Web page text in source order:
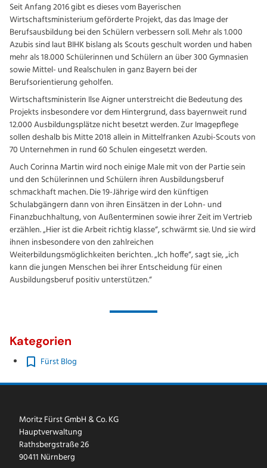
Seit Anfang 2016 gibt es dieses vom Bayerischen
Wirtschaftsministerium geförderte Projekt, das das Image der
Berufsausbildung bei den Schülern verbessern soll. Mehr als 1.000
Azubis sind laut BIHK bislang als Scouts geschult worden und haben
mehr als 18.000 Schülerinnen und Schülern an über 300 Gymnasien
sowie Mittel- und Realschulen in ganz Bayern bei der
Berufsorientierung geholfen.
Wirtschaftsministerin Ilse Aigner unterstreicht die Bedeutung des
Projekts insbesondere vor dem Hintergrund, dass bayernweit rund
12.000 Ausbildungsplätze nicht besetzt werden. Zur Imagepflege
sollen deshalb bis Mitte 2018 allein in Mittelfranken Azubi-Scouts von
70 Unternehmen in rund 60 Schulen eingesetzt werden.
Auch Corinna Martin wird noch einige Male mit von der Partie sein
und den Schülerinnen und Schülern ihren Ausbildungsberuf
schmackhaft machen. Die 19-Jährige wird den künftigen
Schulabgängern dann von ihren Einsätzen in der Lohn- und
Finanzbuchhaltung, von Außenterminen sowie ihrer Zeit im Vertrieb
erzählen. „Hier ist die Arbeit richtig klasse“, schwärmt sie. Und sie wird
ihnen insbesondere von den zahlreichen
Weiterbildungsmöglichkeiten berichten. „Ich hoffe“, sagt sie, „ich
kann die jungen Menschen bei ihrer Entscheidung für einen
Ausbildungsberuf positiv unterstützen.“
Kategorien
Fürst Blog
Moritz Fürst GmbH & Co. KG
Hauptverwaltung
Rathsbergstraße 26
90411 Nürnberg